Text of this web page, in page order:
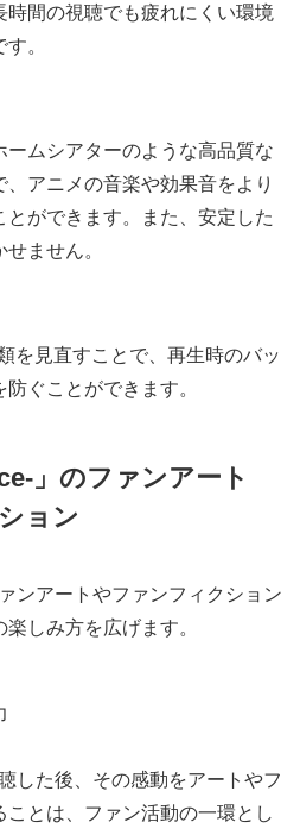
間の視聴でも疲れにくい環境
。
ームシアターのような高品質な
アニメの音楽や効果音をより
ができます。また、安定した
ません。
を見直すことで、再生時のバッ
ぐことができます。
」のファンアート
ョン
ンアートやファンフィクション
しみ方を広げます。
した後、その感動をアートやフ
とは、ファン活動の一環とし